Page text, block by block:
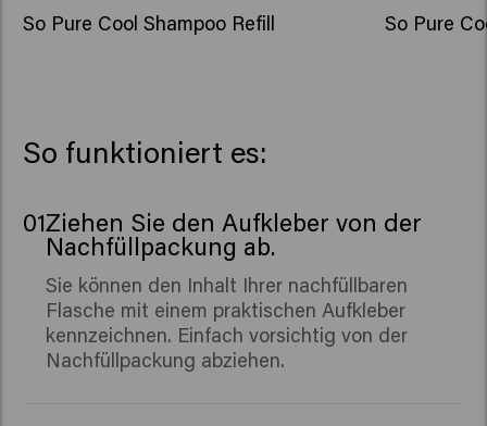
So Pure Cool Shampoo Refill So Pure
So funktioniert es:
01Ziehen Sie den Aufkleber von der
Nachfüllpackung ab.
Sie können den Inhalt Ihrer nachfüllbaren
Flasche mit einem praktischen Aufkleber
kennzeichnen. Einfach vorsichtig von der
Nachfüllpackung abziehen.